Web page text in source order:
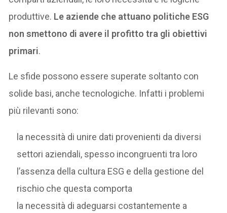
produttive. Le aziende che attuano politiche ESG
non smettono di avere il profitto tra gli obiettivi
primari.
Le sfide possono essere superate soltanto con
solide basi, anche tecnologiche. Infatti i problemi
più rilevanti sono:
la necessità di unire dati provenienti da diversi
settori aziendali, spesso incongruenti tra loro
l’assenza della cultura ESG e della gestione del
rischio che questa comporta
la necessità di adeguarsi costantemente a